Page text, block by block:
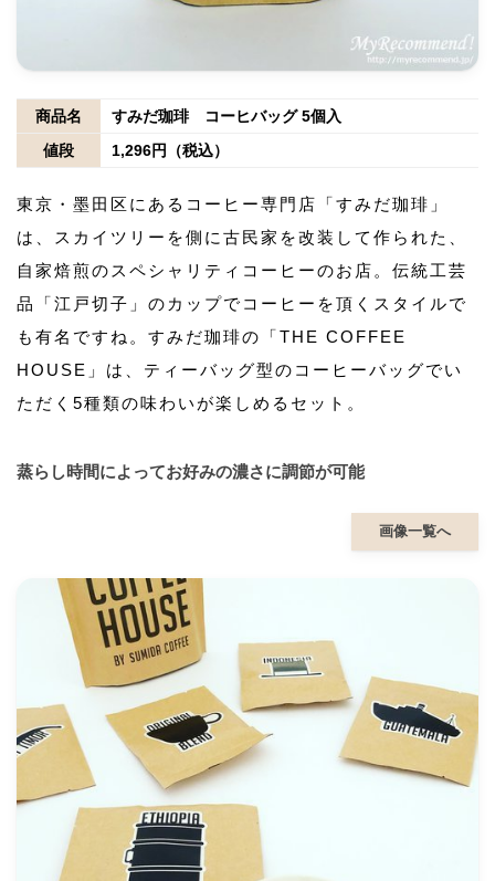
商品名
すみだ珈琲 コーヒバッグ 5個入
値段
1,296円（税込）
東京・墨田区にあるコーヒー専門店「すみだ珈琲」
は、スカイツリーを側に古民家を改装して作られた、
自家焙煎のスペシャリティコーヒーのお店。伝統工芸
品「江戸切子」のカップでコーヒーを頂くスタイルで
も有名ですね。すみだ珈琲の「THE COFFEE
HOUSE」は、ティーバッグ型のコーヒーバッグでい
ただく5種類の味わいが楽しめるセット。
蒸らし時間によってお好みの濃さに調節が可能
画像一覧へ